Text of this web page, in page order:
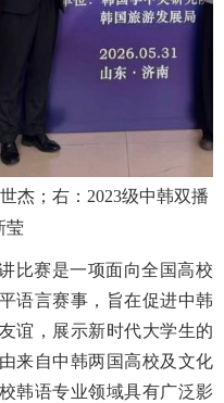
杰；右：2023级中韩双播
莹
比赛是一项面向全国高校
语言赛事，旨在促进中韩
谊，展示新时代大学生的
来自中韩两国高校及文化
韩语专业领域具有广泛影